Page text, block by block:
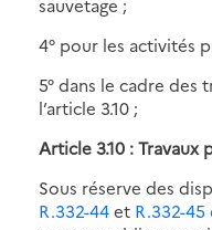
sauvetage ;
4° pour les activités
5° dans le cadre des
l’article 3.10 ;
Article 3.10 : Travaux
Sous réserve des
R.332-44et R.332-